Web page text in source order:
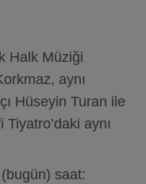
Halk Müziği
aynı
Hüseyin Turan ile
aynı
saat: